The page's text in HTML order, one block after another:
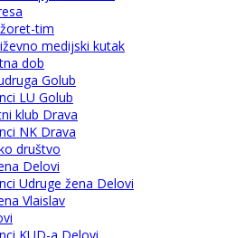
tim
medijski kutak
dob
Golub
LU Golub
klub Drava
NK Drava
društvo
Delovi
Udruge žena Delovi
Vlaislav